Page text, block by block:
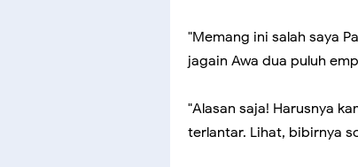
"Memang ini salah saya
jagain Awa dua puluh
"Alasan saja! Harusnya
terlantar. Lihat, bibirnya